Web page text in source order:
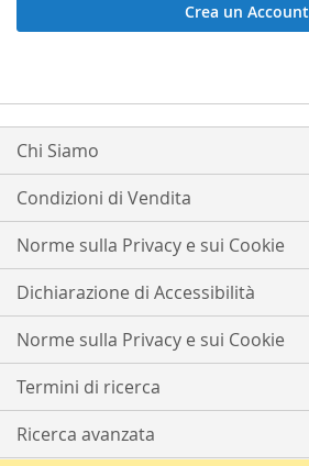
Crea un Account
Chi Siamo
Condizioni di Vendita
Norme sulla Privacy e sui Cookie
Dichiarazione di Accessibilità
Norme sulla Privacy e sui Cookie
Termini di ricerca
Ricerca avanzata